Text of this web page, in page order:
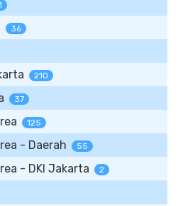
36
210
37
125
- Daerah 55
- DKI Jakarta 2